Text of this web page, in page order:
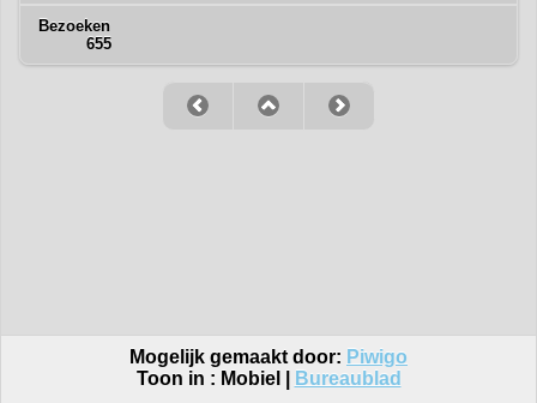
Bezoeken
655
Mogelijk gemaakt door: Piwigo
Toon in : Mobiel Bureaublad